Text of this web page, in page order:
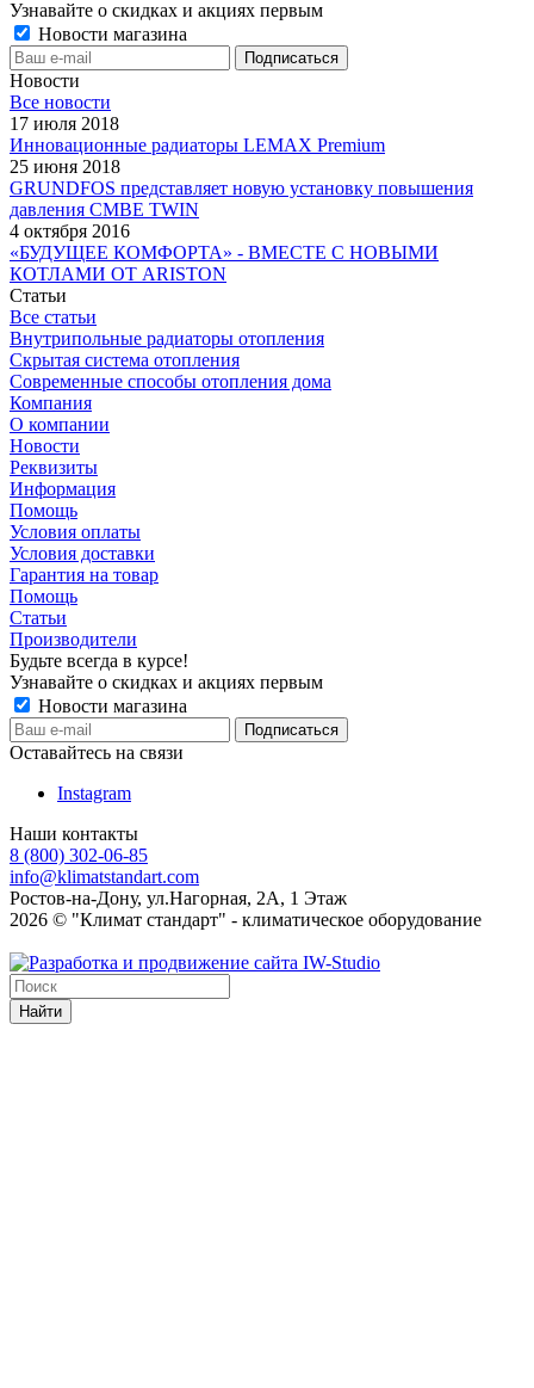
Узнавайте о скидках и акциях первым
Новости магазина
Новости
Все новости
17 июля 2018
Инновационные радиаторы LEMAX Premium
25 июня 2018
GRUNDFOS представляет новую установку повышения
давления CMBE TWIN
4 октября 2016
«БУДУЩЕЕ КОМФОРТА» - ВМЕСТЕ С НОВЫМИ
КОТЛАМИ ОТ ARISTON
Статьи
Все статьи
Внутрипольные радиаторы отопления
Скрытая система отопления
Современные способы отопления дома
Компания
О компании
Новости
Реквизиты
Информация
Помощь
Условия оплаты
Условия доставки
Гарантия на товар
Помощь
Статьи
Производители
Будьте всегда в курсе!
Узнавайте о скидках и акциях первым
Новости магазина
Оставайтесь на связи
Instagram
Наши контакты
8 (800) 302-06-85
info@klimatstandart.com
Ростов-на-Дону, ул.Нагорная, 2А, 1 Этаж
2026 © "Климат стандарт" - климатическое оборудование
Найти